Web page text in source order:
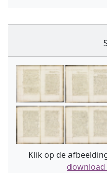
Klik op de